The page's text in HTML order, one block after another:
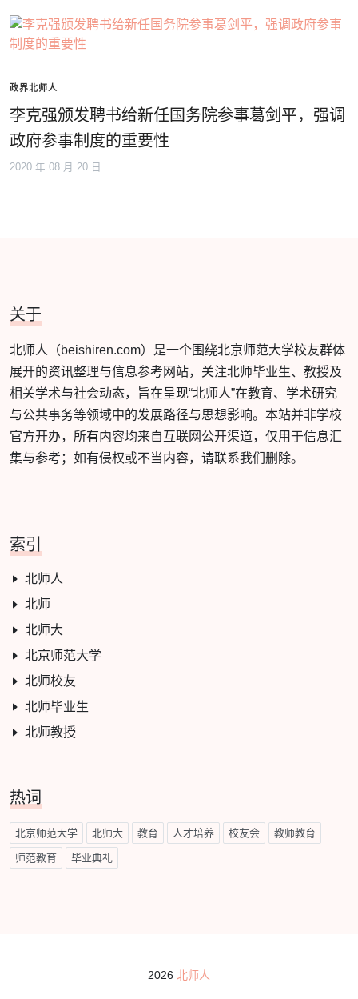
政界北师人
李克强颁发聘书给新任国务院参事葛剑平，强调
政府参事制度的重要性
2020 年 08 月 20 日
关于
北师人（beishiren.com）是一个围绕北京师范大学校友群体
展开的资讯整理与信息参考网站，关注北师毕业生、教授及
相关学术与社会动态，旨在呈现“北师人”在教育、学术研究
与公共事务等领域中的发展路径与思想影响。本站并非学校
官方开办，所有内容均来自互联网公开渠道，仅用于信息汇
集与参考；如有侵权或不当内容，请联系我们删除。
索引
北师人
北师
北师大
北京师范大学
北师校友
北师毕业生
北师教授
热词
北京师范大学 北师大 教育 人才培养 校友会 教师教育
师范教育 毕业典礼
2026 北师人